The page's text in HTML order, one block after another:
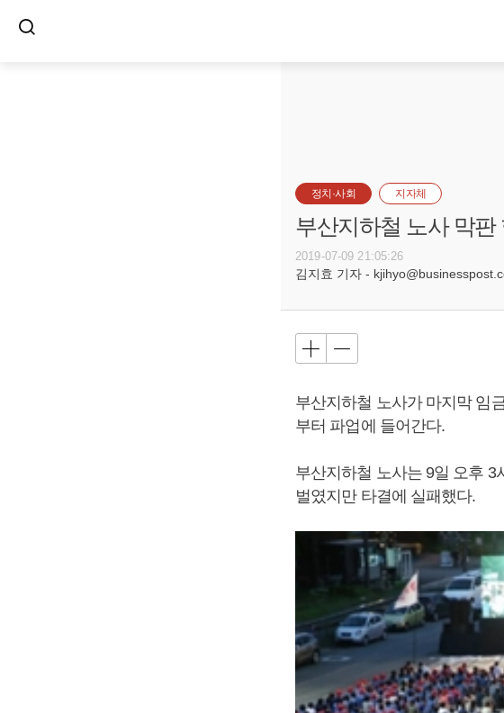
정치·사회 지자체
부산지하철 노사 막판
2019-07-09 21:05:26
김지효 기자 -
부산지하철 노사가 마지막 임
부터 파업에 들어간다.
부산지하철 노사는 9일 오후
벌였지만 타결에 실패했다.